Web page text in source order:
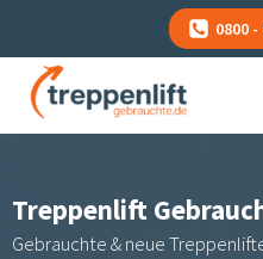
0800 -
Treppenlift
Gebrauchte & neue